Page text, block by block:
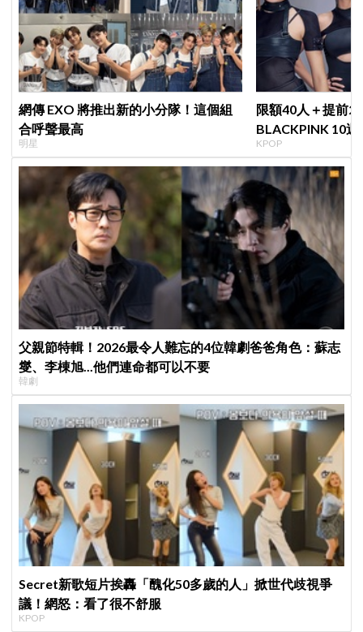
網傳 EXO 將推出新的小分隊！這個組
合呼聲最高
明星
限額40人＋提前2
BLACKPINK 10
衍」，YG急證實
KPOP
父親節特輯！2026最令人難忘的4位韓劇爸爸角色：蘇志
燮、李棟旭...他們連命都可以不要
韓劇
Secret新歌短片挨轟「醜化50多歲的人」掀世代歧視爭
議！網怒：看了很不舒服
KPOP